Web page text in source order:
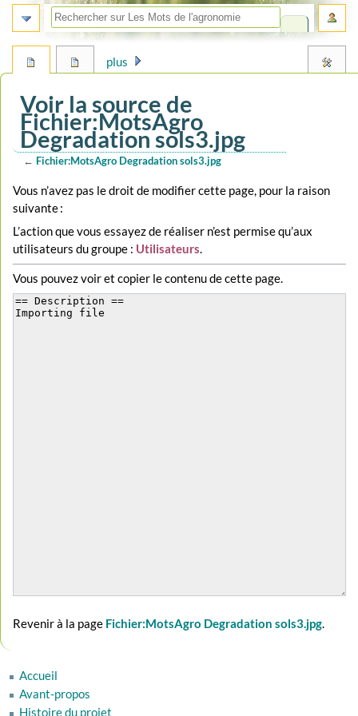
Voir la source de
Fichier:MotsAgro
Degradation sols3.jpg
← Fichier:MotsAgro Degradation sols3.jpg
Aller
à
la
navigation
Aller
à
la
recherche
Vous n’avez pas le droit de modifier cette page, pour la raison
suivante :
L’action que vous essayez de réaliser n’est permise qu’aux
utilisateurs du groupe : Utilisateurs.
Vous pouvez voir et copier le contenu de cette page.
Revenir à la page Fichier:MotsAgro Degradation sols3.jpg.
plus
Accueil
Avant-propos
Histoire du projet